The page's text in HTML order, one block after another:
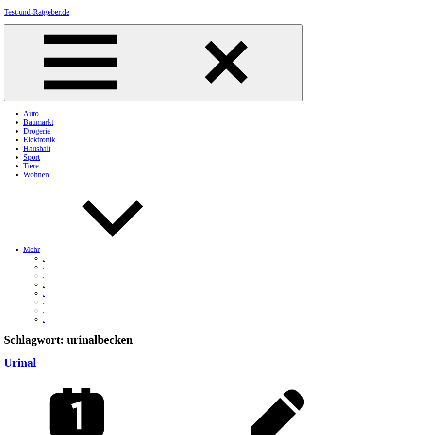
Zum
Test-und-Ratgeber.de
Menü
Auto
Baumarkt
Drogerie
Elektronik
Haushalt
Sport
Tiere
Wohnen
Mehr
.
.
.
.
.
.
.
.
Schlagwort: urinalbecken
Urinal